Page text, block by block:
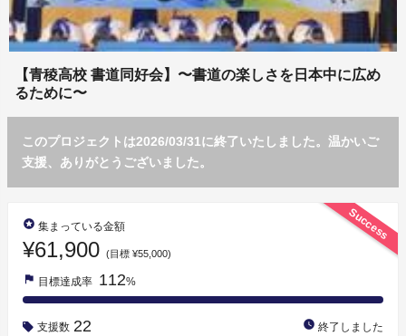
【青稜高校 書道同好会】〜書道の楽しさを日本中に広め
るために〜
このプロジェクトは2026/03/31に終了いたしました。温かいご
支援、ありがとうございました。
Success
stars 集まっている金額
¥61,900 (目標 ¥55,000)
flag 目標達成率 112%
支援数 22 watch_later 終了しました